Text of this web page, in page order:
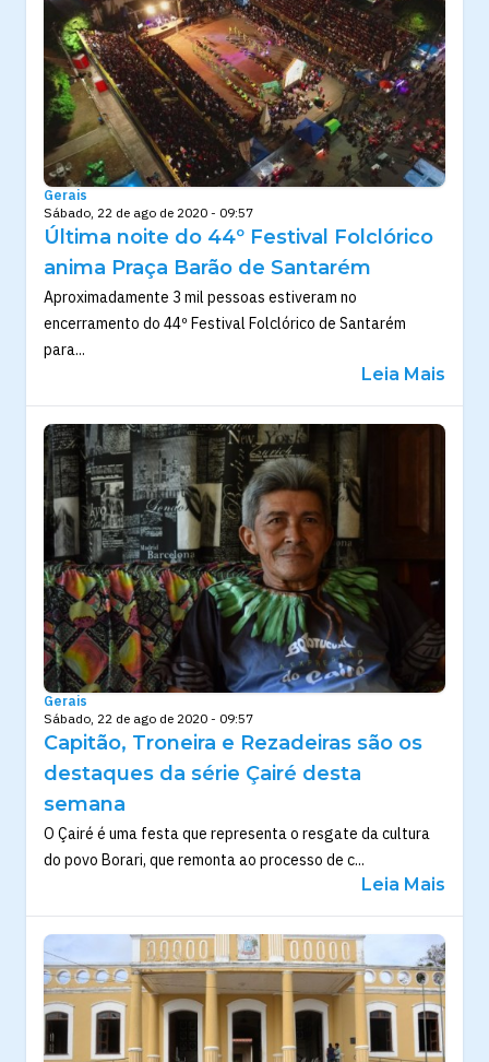
Gerais
Sábado, 22 de ago de 2020 - 09:57
Última noite do 44º Festival Folclórico
anima Praça Barão de Santarém
Aproximadamente 3 mil pessoas estiveram no
encerramento do 44º Festival Folclórico de Santarém
para...
Leia Mais
Gerais
Sábado, 22 de ago de 2020 - 09:57
Capitão, Troneira e Rezadeiras são os
destaques da série Çairé desta
semana
O Çairé é uma festa que representa o resgate da cultura
do povo Borari, que remonta ao processo de c...
Leia Mais